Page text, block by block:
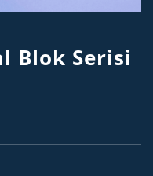
Blok Serisi